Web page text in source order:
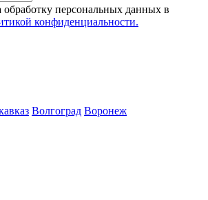
персональных данных в
конфиденциальности.
Волгоград Воронеж